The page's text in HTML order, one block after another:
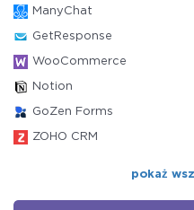
ManyChat
GetResponse
WooCommerce
Notion
GoZen Forms
ZOHO CRM
pokaż